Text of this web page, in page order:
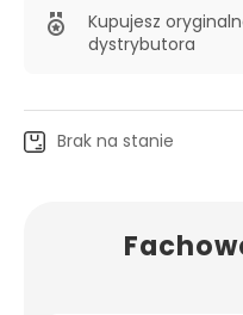
Kupujesz
dystrybutora
Brak na stanie